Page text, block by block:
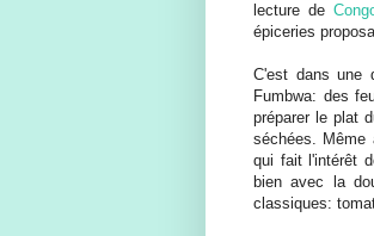
lecture de
épiceries
C'est dans une
Fumbwa: des
préparer le plat
séchées. Même
qui fait l'intérêt
bien avec la
classiques: